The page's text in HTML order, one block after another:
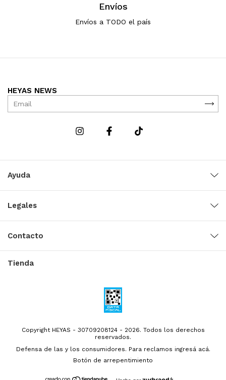
Envíos
Envíos a TODO el país
HEYAS NEWS
Ayuda
Legales
Contacto
Tienda
Copyright HEYAS - 30709208124 - 2026. Todos los derechos
reservados.
Defensa de las y los consumidores. Para reclamos ingresá acá.
Botón de arrepentimiento